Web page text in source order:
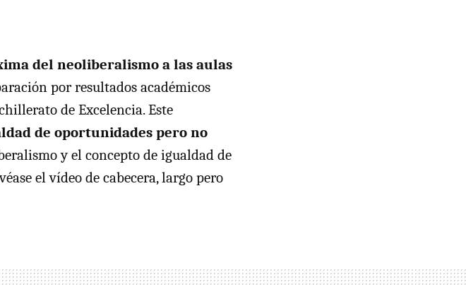
del neoliberalismo a las aulas
por resultados académicos
de Excelencia. Este
de oportunidades pero no
y el concepto de igualdad de
el vídeo de cabecera, largo pero